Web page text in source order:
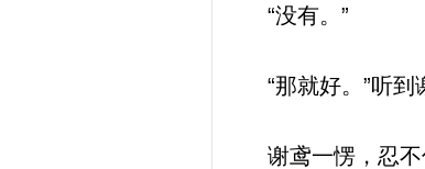
“没有。”
“那就好。”听到
谢鸢一愣，忍不